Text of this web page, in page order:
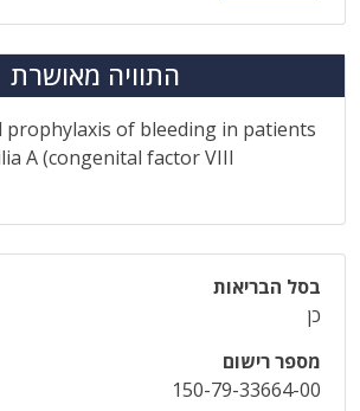
התוויה מאושרת
prophylaxis of bleeding in patients
A (congenital factor VIII
בסל הבריאות
כן
מספר רישום
150-79-33664-00